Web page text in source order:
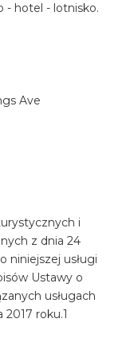
- hotel - lotnisko.
Ave
i
z dnia 24
niniejszej usługi
Ustawy o
usługach
roku.1